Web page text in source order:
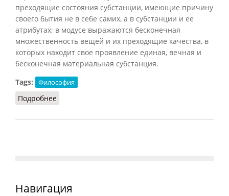
преходящие состояния субстанции, имеющие причину
своего бытия не в себе самих, а в субстанции и ее
атрибутах; в модусе выражаются бесконечная
множественность вещей и их преходящие качества, в
которых находит свое проявление единая, вечная и
бесконечная материальная субстанция.
Tags:
Философия
Подробнее
Навигация